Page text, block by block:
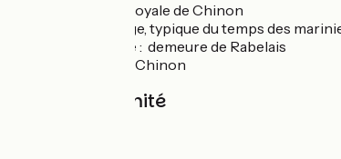
Forteresse royale de Chinon
Rivière, village, typique du temps des
La Devinière : demeure de Rabelais
Vignoble de Chinon
Gare à proximité